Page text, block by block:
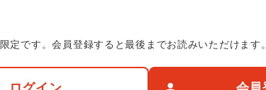
定です。会員登録すると最後までお読みいただけます。